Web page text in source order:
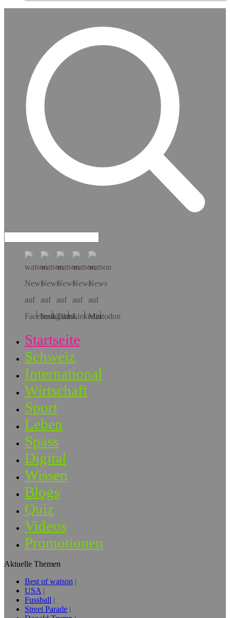
Hol dir die App!
Startseite
Schweiz
International
Wirtschaft
Sport
Leben
Spass
Digital
Wissen
Blogs
Quiz
Videos
Promotionen
Aktuelle Themen
Best of watson
USA
Fussball
Street Parade